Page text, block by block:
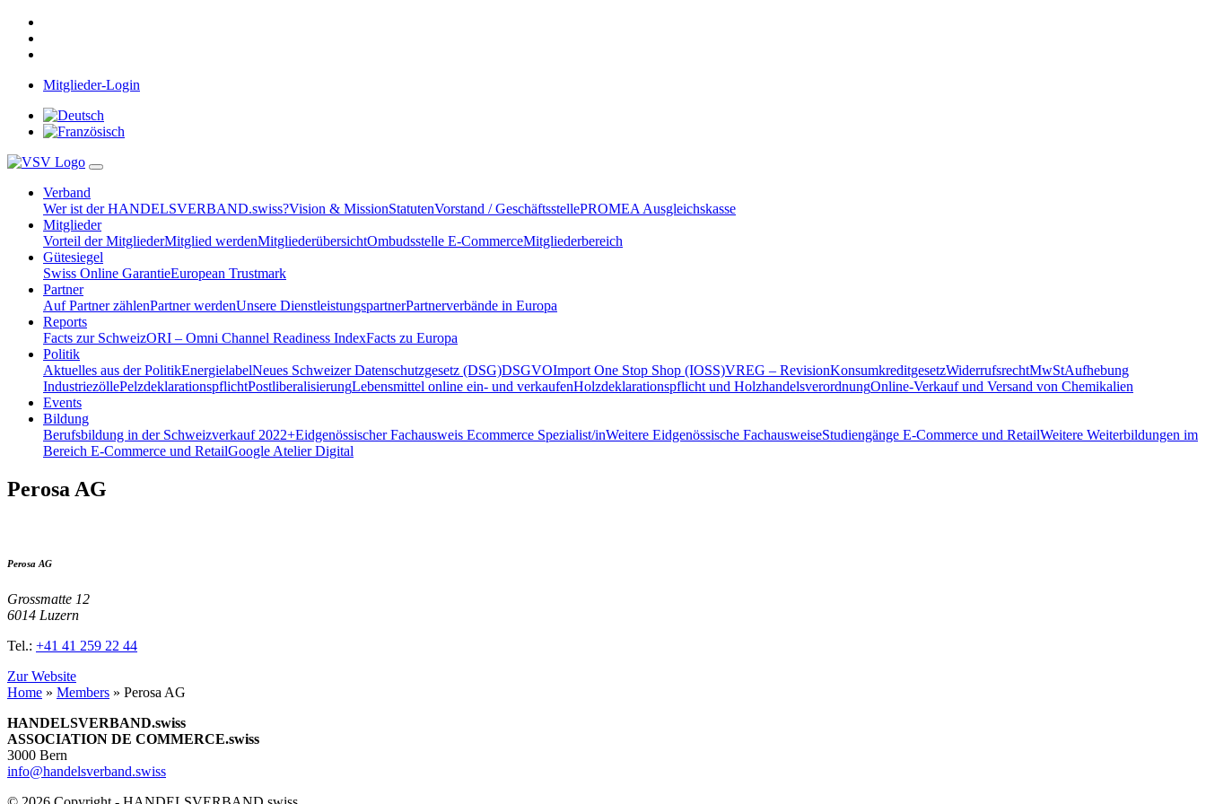
Mitglieder-Login
Verband
Wer ist der HANDELSVERBAND.swiss?Vision & MissionStatutenVorstand / GeschäftsstellePROMEA Ausgleichskasse
Mitglieder
Vorteil der MitgliederMitglied werdenMitgliederübersichtOmbudsstelle E-CommerceMitgliederbereich
Gütesiegel
Swiss Online GarantieEuropean Trustmark
Partner
Auf Partner zählenPartner werdenUnsere DienstleistungspartnerPartnerverbände in Europa
Reports
Facts zur SchweizORI – Omni Channel Readiness IndexFacts zu Europa
Politik
Aktuelles aus der PolitikEnergielabelNeues Schweizer Datenschutzgesetz (DSG)DSGVOImport One Stop Shop (IOSS)VREG – RevisionKonsumkreditgesetzWiderrufsrechtMwStAufhebung
IndustriezöllePelzdeklarationspflichtPostliberalisierungLebensmittel online ein- und verkaufenHolzdeklarationspflicht und HolzhandelsverordnungOnline-Verkauf und Versand von Chemikalien
Events
Bildung
Berufsbildung in der Schweizverkauf 2022+Eidgenössischer Fachausweis Ecommerce Spezialist/inWeitere Eidgenössische FachausweiseStudiengänge E-Commerce und RetailWeitere Weiterbildungen im
Bereich E-Commerce und RetailGoogle Atelier Digital
Perosa AG
Perosa AG
Grossmatte 12
6014 Luzern
Tel.: +41 41 259 22 44
Zur Website
Home » Members » Perosa AG
HANDELSVERBAND.swiss
ASSOCIATION DE COMMERCE.swiss
3000 Bern
info@handelsverband.swiss